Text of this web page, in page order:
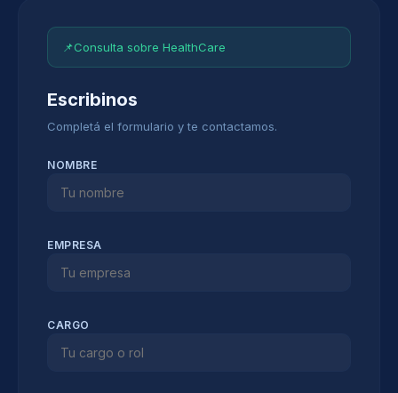
📌Consulta sobre HealthCare
Escribinos
Completá el formulario y te contactamos.
NOMBRE
EMPRESA
CARGO